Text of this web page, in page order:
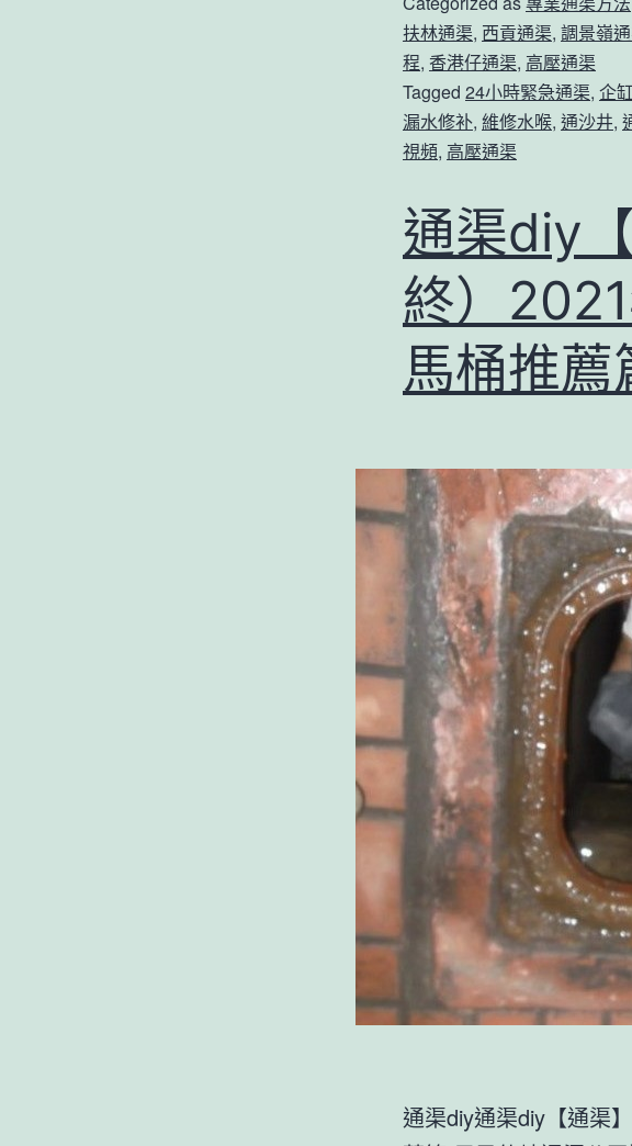
扶林通渠, 西貢通渠, 調景嶺
程, 香港仔通渠, 高壓通渠
Tagged 24小時緊急通渠, 企
漏水修补, 維修水喉, 通沙井,
視頻, 高壓通渠
通渠diy
終）
馬桶推
通渠diy通渠diy【通渠